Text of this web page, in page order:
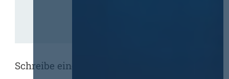
Schreibe einen Kommentar